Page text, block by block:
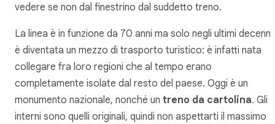
vedere se non dal finestrino dal suddetto treno.
La linea è in funzione da 70 anni ma solo negli ultimi decenni
è diventata un mezzo di trasporto turistico: è infatti nata
collegare fra loro regioni che al tempo erano
completamente isolate dal resto del paese. Oggi è un
monumento nazionale, nonché un treno da cartolina. Gli
interni sono quelli originali, quindi non aspettarti il massimo